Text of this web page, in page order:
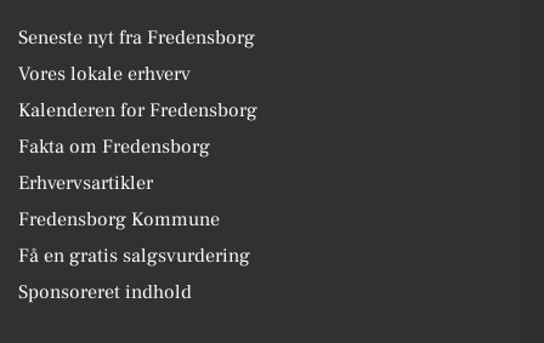
Seneste nyt fra Fredensborg
Vores lokale erhverv
Kalenderen for Fredensborg
Fakta om Fredensborg
Erhvervsartikler
Fredensborg Kommune
Få en gratis salgsvurdering
Sponsoreret indhold